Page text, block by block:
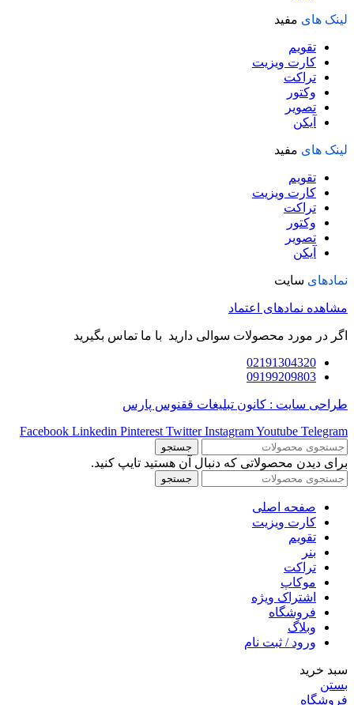
لینک های مفید
تقویم
کارت ویزیت
تراکت
وکتور
تصویر
آیکن
لینک های مفید
تقویم
کارت ویزیت
تراکت
وکتور
تصویر
آیکن
نمادهای سایت
مشاهده نمادهای اعتماد
اگر در مورد محصولات سوالی دارید با ما تماس بگیرید
02191304320
09199209803
طراحی سایت : کانون تبلیغات ققنوس پارس
Facebook Linkedin Pinterest Twitter InstagramYoutube Telegram
جستجو
برای دیدن محصولاتی که دنبال آن هستید تایپ کنید.
جستجو
صفحه اصلی
کارت ویزیت
تقویم
بنر
تراکت
موکاپ
اشتراک ویژه
فروشگاه
وبلاگ
ورود / ثبت نام
سبد خرید
بستن
فروشگاه